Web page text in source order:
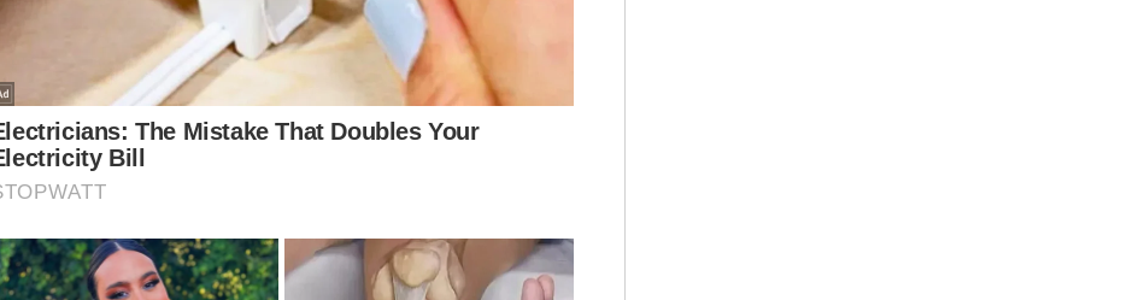
Hougang Avenue 8 Lelaki
Serangan Polis
Artikel Disyorkan